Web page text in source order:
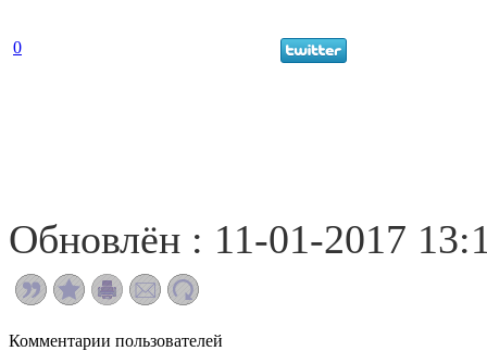
0
Обновлён : 11-01-2017
Комментарии пользователей